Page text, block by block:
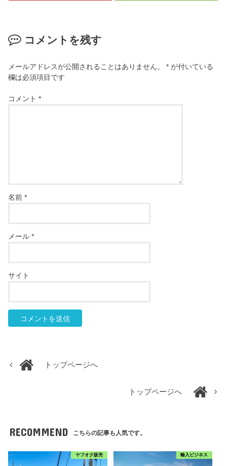
コメントを残す
メールアドレスが公開されることはありません。 * が付いている
欄は必須項目です
コメント*
名前*
メール*
サイト
トップページへ
トップページへ
RECOMMEND こちらの記事も人気です。
ヤフオク販売 輸入ビジネス